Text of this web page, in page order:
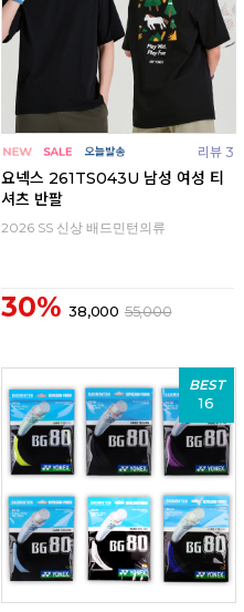
리뷰 3
요넥스 261TS043U 남성 여성 티
셔츠 반팔
2026 SS 신상 배드민턴의류
30% 38,000 55,000
BEST
16